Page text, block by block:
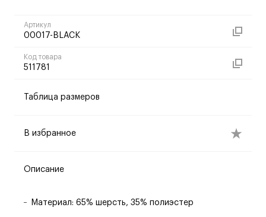
Артикул
00017-BLACK
Код товара
511781
Таблица размеров
В избранное
Описание
Материал: 65% шерсть, 35% полиэстер